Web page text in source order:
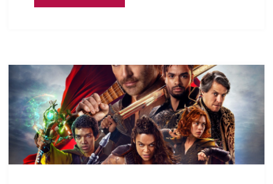
ADVENTURER
COLECCIONABLE
DE
SALVAT